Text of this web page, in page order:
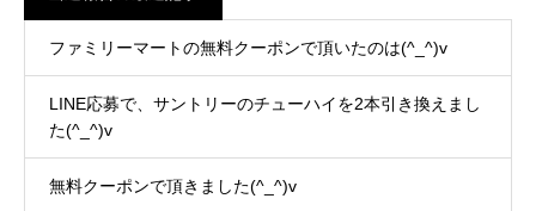
ファミリーマートの無料クーポンで頂いたのは(^_^)v
LINE応募で、サントリーのチューハイを2本引き換えまし
た(^_^)v
無料クーポンで頂きました(^_^)v